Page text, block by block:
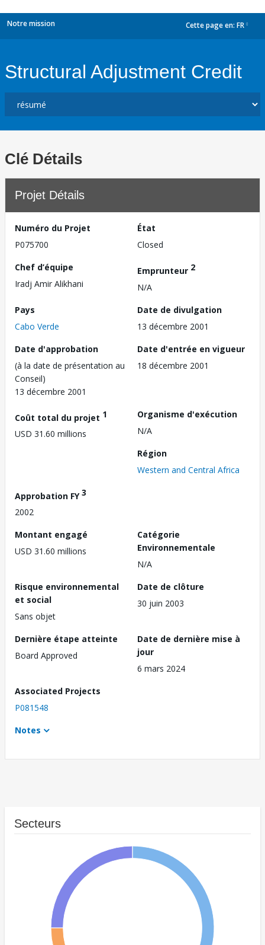
Notre mission Cette page en: FR
Structural Adjustment Credit
Clé Détails
Projet Détails
Numéro du Projet
P075700
État
Closed
Chef d’équipe
Iradj Amir Alikhani
Emprunteur 2
N/A
Pays
Cabo Verde
Date de divulgation
13 décembre 2001
Date d'approbation
(à la date de présentation au
Conseil)
13 décembre 2001
Date d'entrée en vigueur
18 décembre 2001
Coût total du projet 1
USD 31.60 millions
Organisme d'exécution
N/A
Région
Western and Central Africa
Approbation FY3
2002
Montant engagé
USD 31.60 millions
Catégorie
Environnementale
N/A
Risque environnemental
et social
Sans objet
Date de clôture
30 juin 2003
Dernière étape atteinte
Board Approved
Date de dernière mise à
jour
6 mars 2024
Associated Projects
P081548
Notes
Secteurs